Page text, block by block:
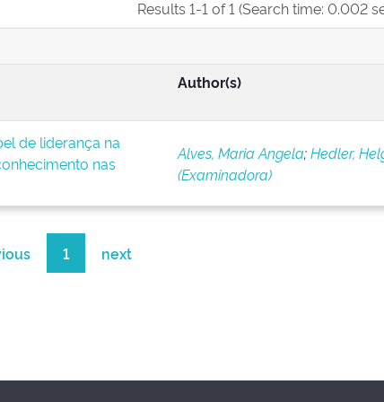
Results 1-1 of 1 (Search time: 0.002
Author(s)
de liderança na
nas
Alves, Maria Angela;Hedler,
(Examinadora)
1 next